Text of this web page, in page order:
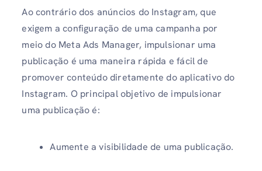
Ao contrário dos anúncios do Instagram, que
exigem a configuração de uma campanha por
meio do Meta Ads Manager, impulsionar uma
publicação é uma maneira rápida e fácil de
promover conteúdo diretamente do aplicativo do
Instagram. O principal objetivo de impulsionar
uma publicação é:
Aumente a visibilidade de uma publicação.